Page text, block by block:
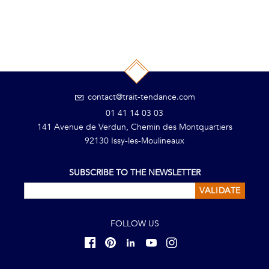
contact@trait-tendance.com
01 41 14 03 03
141 Avenue de Verdun, Chemin des Montquartiers
92130 Issy-les-Moulineaux
SUBSCRIBE TO THE NEWSLETTER
VALIDATE
FOLLOW US